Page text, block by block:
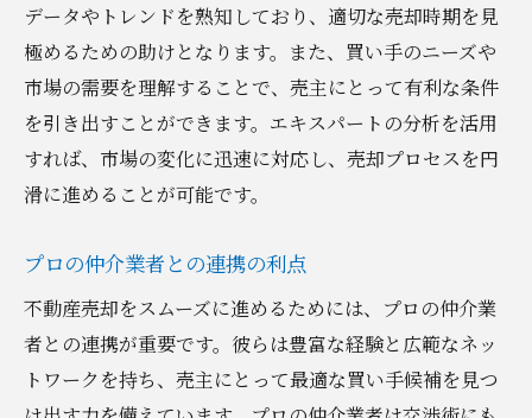
データやトレンドを熟知しており、適切な売却時期を見
極めるための助けとなります。また、買い手のニーズや
市場の需要を理解することで、売主にとって有利な条件
を引き出すことができます。エキスパートの分析を活用
すれば、市場の変化に迅速に対応し、売却プロセスを円
滑に進めることが可能です。
プロの仲介業者との連携の利点
不動産売却をスムーズに進めるためには、プロの仲介業
者との連携が重要です。彼らは豊富な経験と広範なネッ
トワークを持ち、売主にとって最適な買い手候補を見つ